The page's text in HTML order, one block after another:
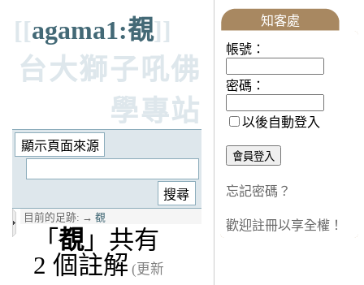
[[agama1:覩]]
台大獅子吼佛
學專站
目前的足跡: → 覩
「覩」共有
2 個註解 (更新
知客處
帳號：
密碼：
以後自動登入
忘記密碼？
歡迎註冊以享全權！